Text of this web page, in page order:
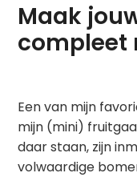
Maak
compleet
Een van mijn
mijn (mini)
daar staan, zijn
volwaardige